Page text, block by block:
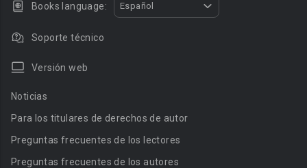
Books language: Español
Soporte técnico
Versión web
Noticias
Para los titulares de derechos de autor
Preguntas frecuentes de los lectores
Preguntas frecuentes de los autores